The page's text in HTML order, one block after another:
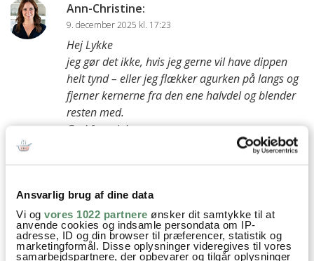
Ansvarlig brug af dine data
Vi og vores 1022 partnere ønsker dit samtykke til at
anvende cookies og indsamle persondata om IP-
adresse, ID og din browser til præferencer, statistik og
marketingformål. Disse oplysninger videregives til vores
samarbejdspartnere, der opbevarer og tilgår oplysninger
Ann-Christine:
9. december 2025 kl. 17:23
Hej Lykke
jeg gør det ikke, hvis jeg gerne vil have dippen
helt tynd – eller jeg flækker agurken på langs og
fjerner kernerne fra den ene halvdel og blender
resten med.
God fornøjelse
Tanja Hermansen:
23. marts 2024 kl. 17:43
Har lige lavet raita efter den grove version.